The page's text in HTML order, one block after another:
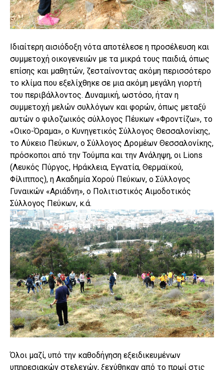
Ιδιαίτερη αισιόδοξη νότα αποτέλεσε η προσέλευση και
συμμετοχή οικογενειών με τα μικρά τους παιδιά, όπως
επίσης και μαθητών, ζεσταίνοντας ακόμη περισσότερο
το κλίμα που εξελίχθηκε σε μια ακόμη μεγάλη γιορτή
του περιβάλλοντος. Δυναμική, ωστόσο, ήταν η
συμμετοχή μελών συλλόγων και φορών, όπως μεταξύ
αυτών ο φιλοζωικός σύλλογος Πέυκων «Φροντίζω», το
«Οικο-Όραμα», ο Κυνηγετικός Σύλλογος Θεσσαλονίκης,
το Λύκειο Πεύκων, ο Σύλλογος Δρομέων Θεσσαλονίκης,
πρόσκοποι από την Τούμπα και την Ανάληψη, οι Lions
(Λευκός Πύργος, Ηράκλεια, Εγνατία, Θερμαϊκού,
Φίλιππος), η Ακαδημία Χορού Πεύκων, ο Σύλλογος
Γυναικών «Αριάδνη», ο Πολιτιστικός Αιμοδοτικός
Σύλλογος Πεύκων, κ.ά.
Όλοι μαζί, υπό την καθοδήγηση εξειδικευμένων
υπηρεσιακών στελεχών, ξεχύθηκαν από το πρωί στις